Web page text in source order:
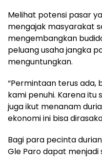
Melihat potensi pasar
mengajak masyarakat
mengembangkan
peluang usaha jangka
menguntungkan.
“Permintaan terus ada,
kami penuhi. Karena
juga ikut menanam
ekonomi ini bisa
Bagi para pecinta
Gle Paro dapat